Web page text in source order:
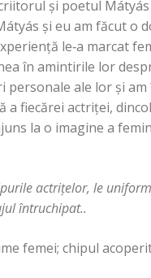
şi poetul
şi eu am făcut o
le‑a marcat
în amintirile lor
ale lor şi
fiecărei actriţei,
la o imagine a
actriţelor, le
întruchipat..
femei; chipul